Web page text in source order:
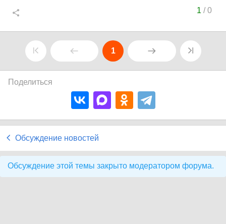
1 /0
1
Поделиться
Обсуждение новостей
Обсуждение этой темы закрыто модератором форума.